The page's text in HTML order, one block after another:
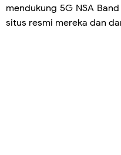
mendukung 5G NSA
situs resmi mereka dan